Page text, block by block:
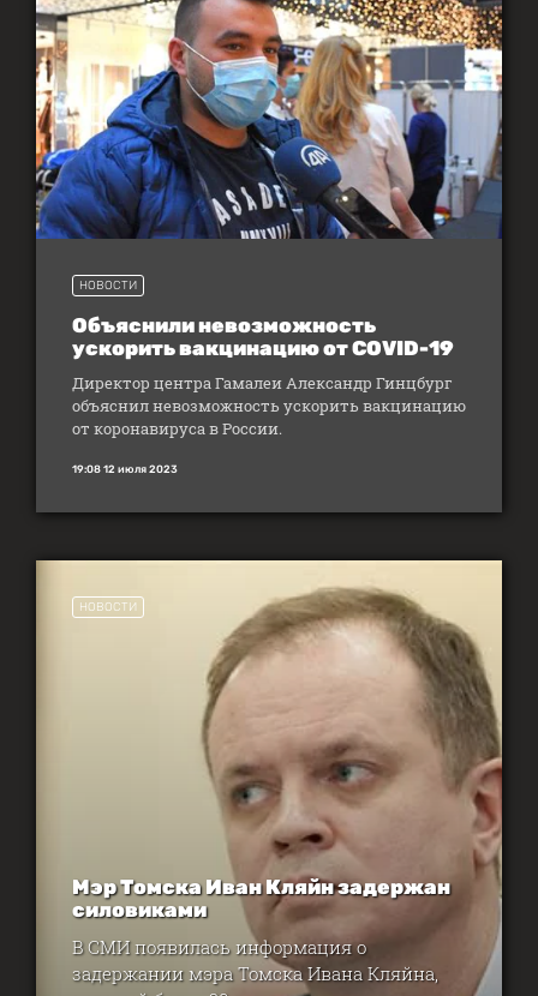
НОВОСТИ
Объяснили невозможность
ускорить вакцинацию от COVID-19
Директор центра Гамалеи Александр Гинцбург
объяснил невозможность ускорить вакцинацию
от коронавируса в России.
19:08 12 июля 2023
НОВОСТИ
Мэр Томска Иван Кляйн задержан
силовиками
В СМИ появилась информация о
задержании мэра Томска Ивана Кляйна,